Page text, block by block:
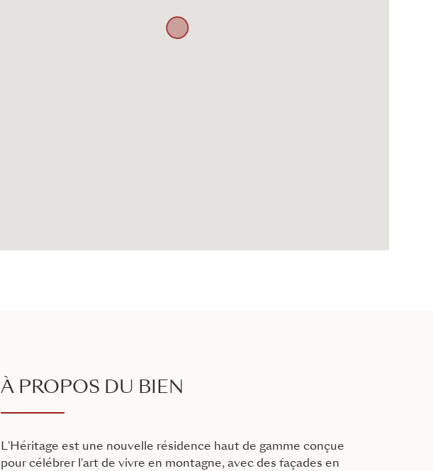
À PROPOS DU BIEN
L'Héritage est une nouvelle résidence haut de gamme conçue
pour célébrer l'art de vivre en montagne, avec des façades en